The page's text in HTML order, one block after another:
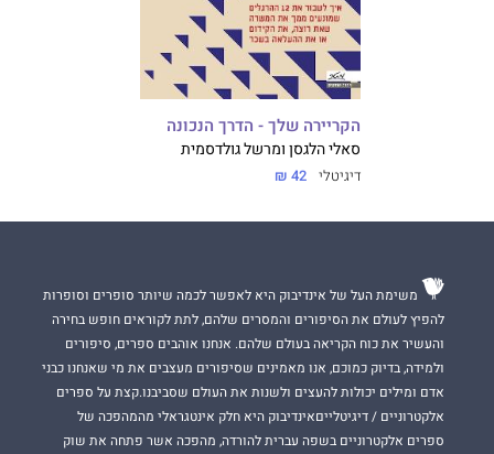
הקריירה שלך - הדרך הנכונה
סאלי הלגסן ומרשל גולדסמית
דיגיטלי 42 ₪
משימת העל של אינדיבוק היא לאפשר לכמה שיותר סופרים וסופרות
להפיץ לעולם את הסיפורים והמסרים שלהם, לתת לקוראים חופש בחירה
והעשיר את כוח הקריאה בעולם שלהם. אנחנו אוהבים ספרים, סיפורים
ולמידה, בדיוק כמוכם, אנו מאמינים שסיפורים מעצבים את מי שאנחנו כבני
אדם ומילים יכולות להעצים ולשנות את העולם שסביבנו.קצת על ספרים
אלקטרוניים / דיגיטלייםאינדיבוק היא חלק אינטגראלי מהמהפכה של
ספרים אלקטרוניים בשפה עברית להורדה, מהפכה אשר פתחה את שוק